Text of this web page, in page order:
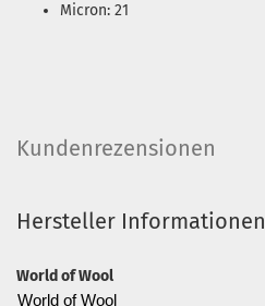
Micron: 21
Kundenrezensionen
Hersteller Informationen
World of Wool
World of Wool